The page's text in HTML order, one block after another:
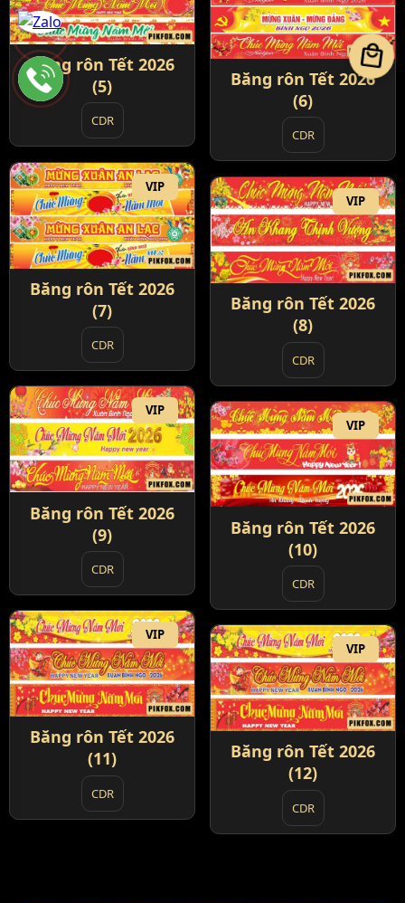
Băng rôn Tết 2026
(5)
CDR
Băng rôn Tết 2026
(6)
CDR
VIP
Băng rôn Tết 2026
(7)
CDR
VIP
Băng rôn Tết 2026
(8)
CDR
VIP
Băng rôn Tết 2026
(9)
CDR
VIP
Băng rôn Tết 2026
(10)
CDR
VIP
Băng rôn Tết 2026
(11)
CDR
VIP
Băng rôn Tết 2026
(12)
CDR
local_mall